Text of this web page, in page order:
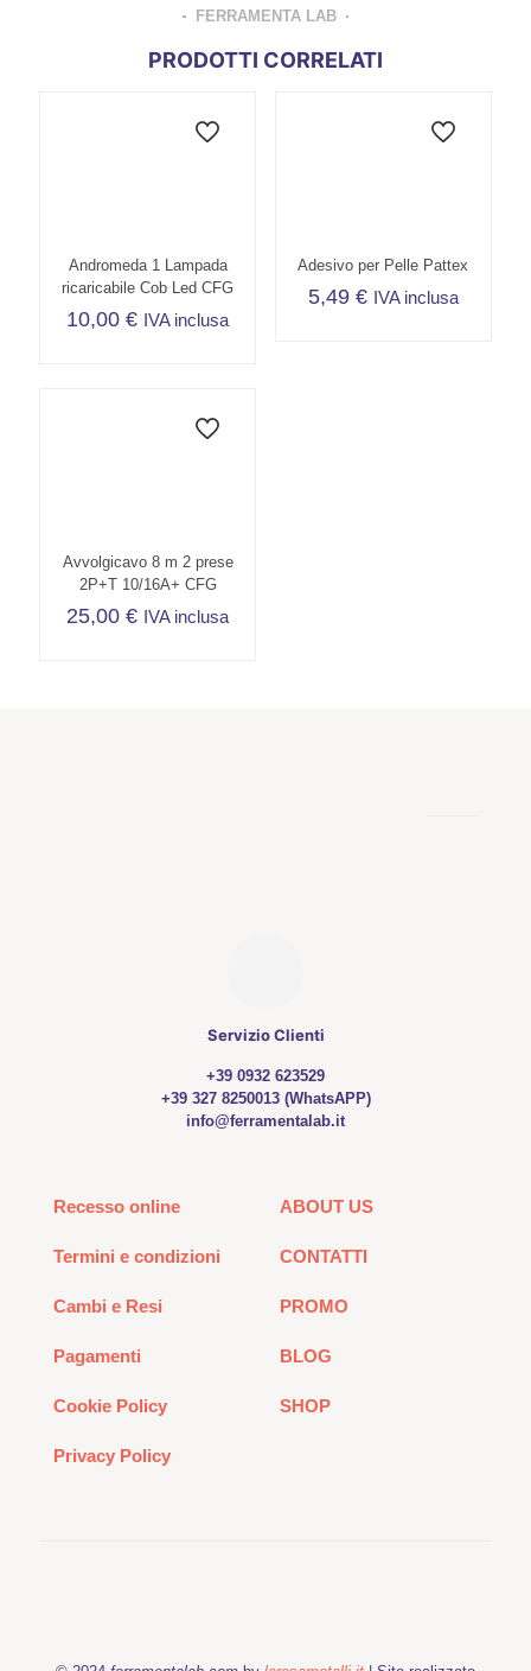
FERRAMENTA LAB
PRODOTTI CORRELATI
Andromeda 1 Lampada
ricaricabile Cob Led CFG
10,00€ IVA inclusa
Adesivo per Pelle Pattex
5,49 € IVA inclusa
Avvolgicavo 8 m 2 prese
2P+T 10/16A+ CFG
25,00€ IVA inclusa
Servizio Clienti
+39 0932 623529
+39 327 8250013 (WhatsAPP)
info@ferramentalab.it
Recesso online
Termini e condizioni
Cambi e Resi
Pagamenti
Cookie Policy
Privacy Policy
ABOUT US
CONTATTI
PROMO
BLOG
SHOP